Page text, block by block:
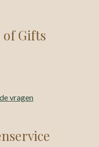
of Gifts
vragen